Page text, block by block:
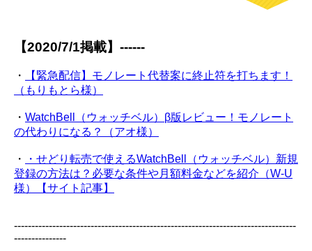
【2020/7/1掲載】------
・
【緊急配信】モノレート代替案に終止符を打ちます！
（もりもとら様）
・ WatchBell（ウォッチベル）β版レビュー！モノレート
の代わりになる？（アオ様）
・
・せどり転売で使えるWatchBell（ウォッチベル）新規
登録の方法は？必要な条件や月額料金などを紹介（W-U
様）【サイト記事】
---------------------------------------------------------------------------------
---------------